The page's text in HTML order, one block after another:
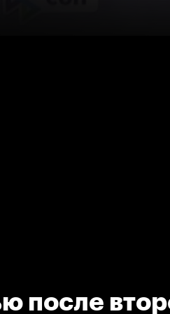
после